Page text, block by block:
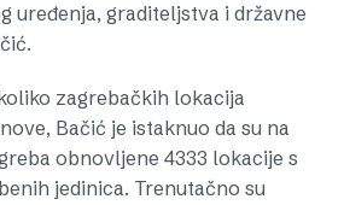
uređenja, graditeljstva i državne
zagrebačkih lokacija
Bačić je istaknuo da su na
obnovljene 4333 lokacije s
jedinica. Trenutačno su